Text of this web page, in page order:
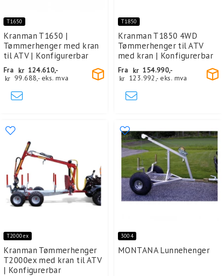
T1650
Kranman T1650 |
Tømmerhenger med kran
til ATV | Konfigurerbar
Fra kr 124.610,-
kr 99.688,- eks. mva
T1850
Kranman T1850 4WD
Tømmerhenger til ATV
med kran | Konfigurerbar
Fra kr 154.990,-
kr 123.992,- eks. mva
T2000ex
Kranman Tømmerhenger
T2000ex med kran til ATV
| Konfigurerbar
3004
MONTANA Lunnehenger